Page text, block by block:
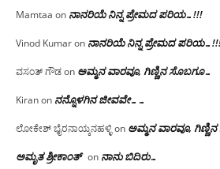
Mamtaa on ನಾನರಿಯೆ ನಿನ್ನ ಪ್ರೇಮದ ಪರಿಯ…!!!
Vinod Kumaron ನಾನರಿಯೆ ನಿನ್ನ ಪ್ರೇಮದ
ವಸಂತ್ ಗೌಡon ಅಮ್ಮನ ವಾರವೂ, ಗಿಣ್ಣಿನ ಸೊಬಗೂ…
Kiranon ನನ್ನೊಳಗಿನ ಜೀವವೇ……
ಲೋಕೇಶ್ ಭೈರನಾಯ್ಕನಹಳ್ಳಿon ಅಮ್ಮನ ವಾರವೂ,
ಅಮೃತ ಶ್ರೀಕಾಂತ್ on ನಾನು ಬಿದಿರು…